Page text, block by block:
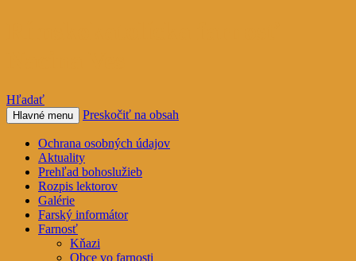
Hľadať
Hlavné menu Preskočiť na obsah
Ochrana osobných údajov
Aktuality
Prehľad bohoslužieb
Rozpis lektorov
Galérie
Farský informátor
Farnosť
Kňazi
Obce vo farnosti